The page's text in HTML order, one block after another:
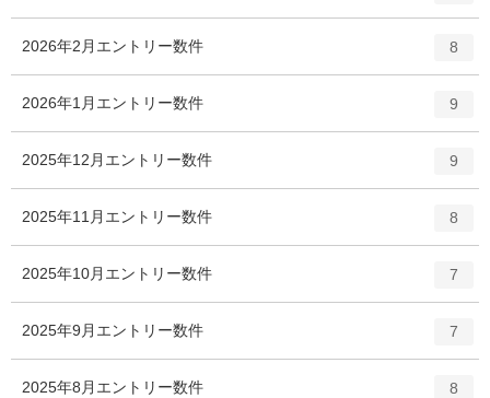
2026年2月 エントリー数 8
件
2026年1月 エントリー数 9
件
2025年12月 エントリー数 9
件
2025年11月 エントリー数 8
件
2025年10月 エントリー数 7
件
2025年9月 エントリー数 7
件
2025年8月 エントリー数 8
件